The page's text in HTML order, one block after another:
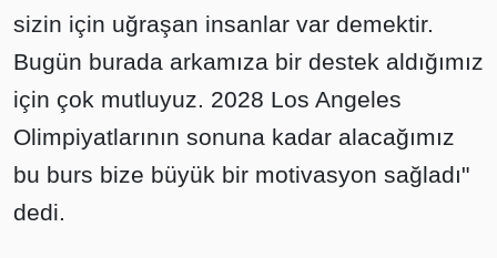
sizin için uğraşan insanlar var demektir.
Bugün burada arkamıza bir destek aldığımız
için çok mutluyuz. 2028 Los Angeles
Olimpiyatlarının sonuna kadar alacağımız
bu burs bize büyük bir motivasyon sağladı"
dedi.